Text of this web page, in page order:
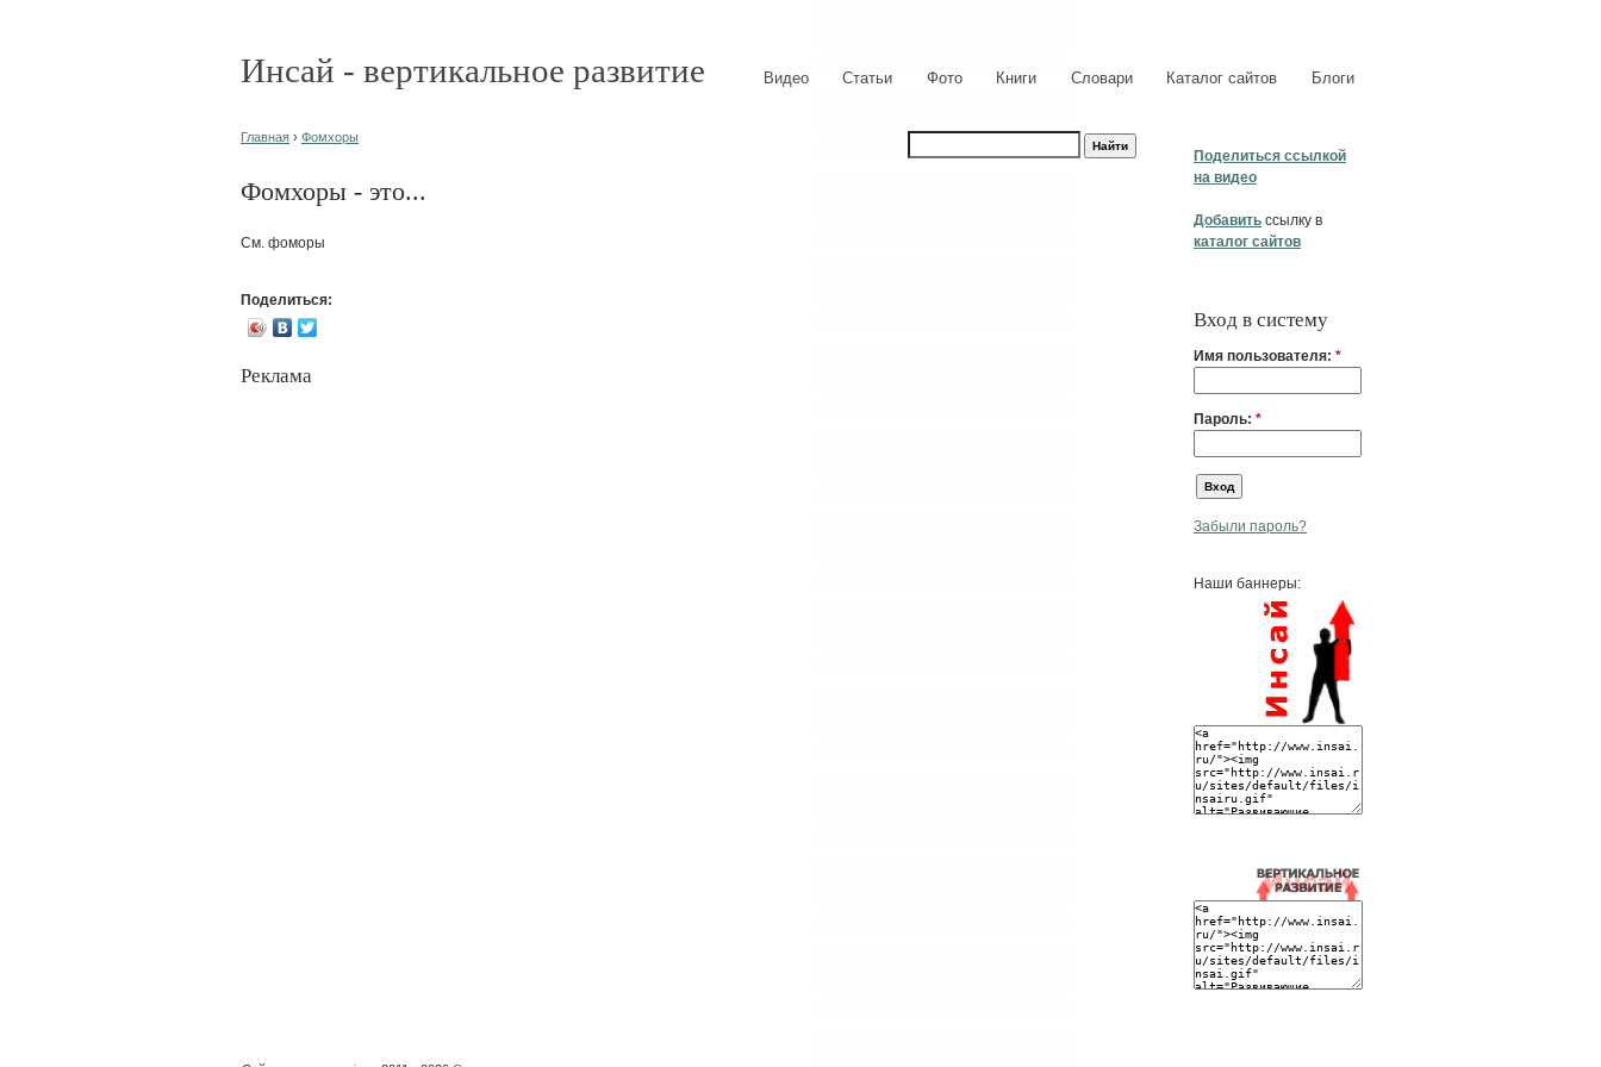
Инсай - вертикальное развитие Видео Статьи Фото Книги Словари Каталог сайтов Блоги
Поделиться ссылкой
на видео
Добавить ссылку в
каталог сайтов
Вход в систему
Имя пользователя: *
Пароль: *
Забыли пароль?
Наши баннеры:
Главная › Фомхоры
Фомхоры - это...
См. фоморы
Поделиться:
Реклама